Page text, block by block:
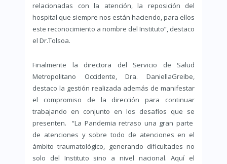
relacionadas con la atención, la reposición del
hospital que siempre nos están haciendo, para ellos
este reconocimiento a nombre del Instituto”, destaco
el Dr.Tolsoa.
Finalmente la directora del Servicio de Salud
Metropolitano Occidente, Dra. DaniellaGreibe,
destaco la gestión realizada además de manifestar
el compromiso de la dirección para continuar
trabajando en conjunto en los desafíos que se
presenten. “La Pandemia retraso una gran parte
de atenciones y sobre todo de atenciones en el
ámbito traumatológico, generando dificultades no
solo del Instituto sino a nivel nacional. Aquí el